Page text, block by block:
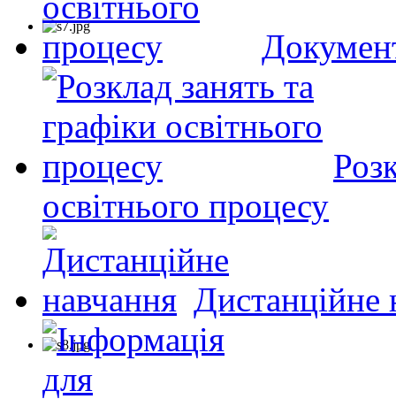
освітнього процесу
Дистанційне